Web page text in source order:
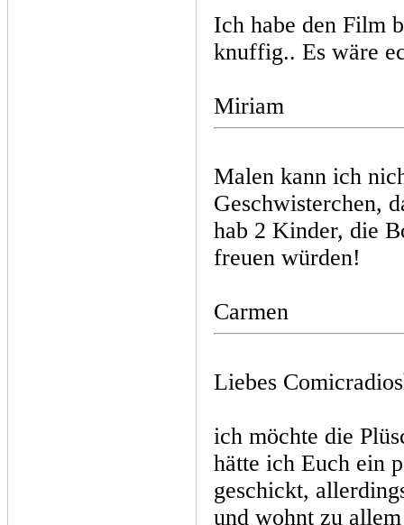
Ich habe den Film
knuffig.. Es wäre
Miriam
Malen kann ich
Geschwisterchen,
hab 2 Kinder, die
freuen würden!
Carmen
Liebes
ich möchte die
hätte ich Euch ein
geschickt,
und wohnt zu